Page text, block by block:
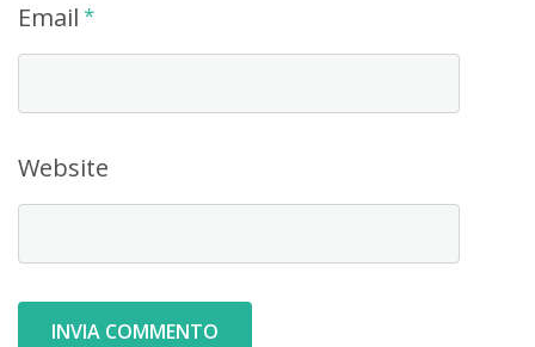
Email *
Website